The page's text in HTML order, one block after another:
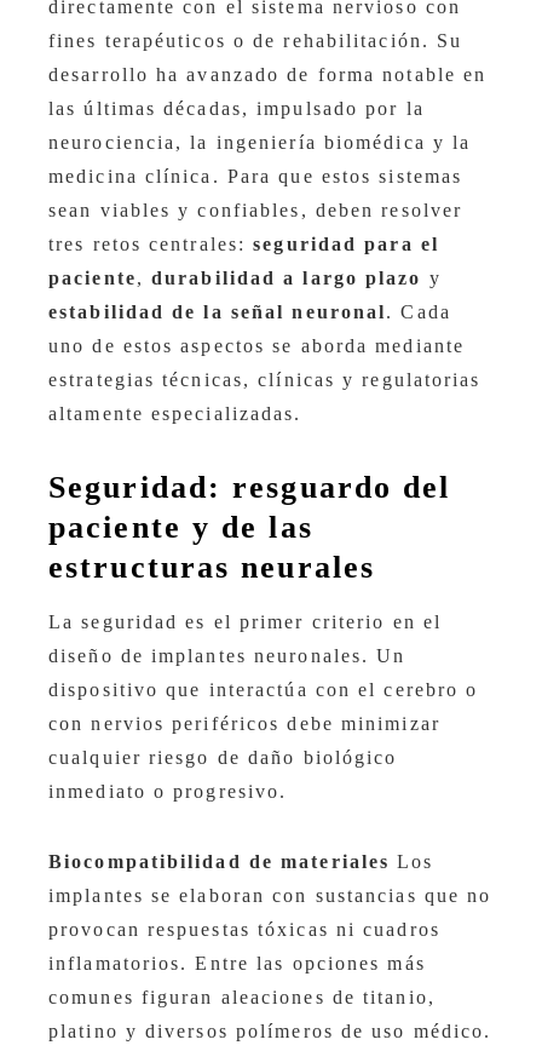
directamente con el sistema nervioso con
fines terapéuticos o de rehabilitación. Su
desarrollo ha avanzado de forma notable en
las últimas décadas, impulsado por la
neurociencia, la ingeniería biomédica y la
medicina clínica. Para que estos sistemas
sean viables y confiables, deben resolver
tres retos centrales:seguridad para el
paciente,durabilidad a largo plazo y
estabilidad de la señal neuronal. Cada
uno de estos aspectos se aborda mediante
estrategias técnicas, clínicas y regulatorias
altamente especializadas.
Seguridad: resguardo del
paciente y de las
estructuras neurales
La seguridad es el primer criterio en el
diseño de implantes neuronales. Un
dispositivo que interactúa con el cerebro o
con nervios periféricos debe minimizar
cualquier riesgo de daño biológico
inmediato o progresivo.
Biocompatibilidad de materiales Los
implantes se elaboran con sustancias que no
provocan respuestas tóxicas ni cuadros
inflamatorios. Entre las opciones más
comunes figuran aleaciones de titanio,
platino y diversos polímeros de uso médico.